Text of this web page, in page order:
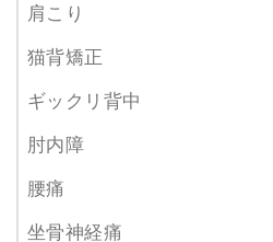
肩こり
猫背矯正
ギックリ背中
肘内障
腰痛
坐骨神経痛